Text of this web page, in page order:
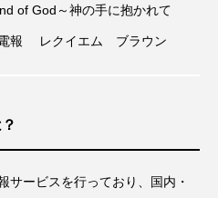
of God～神の手に抱かれて
電報 レクイエム ブラウン
サービスを行っており、国内・